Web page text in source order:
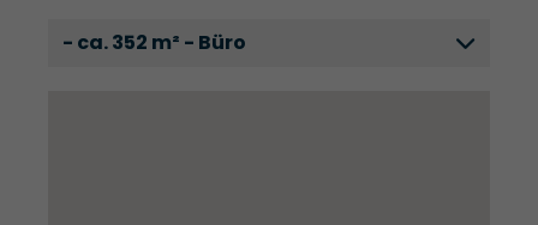
- ca. 352 m² - Büro